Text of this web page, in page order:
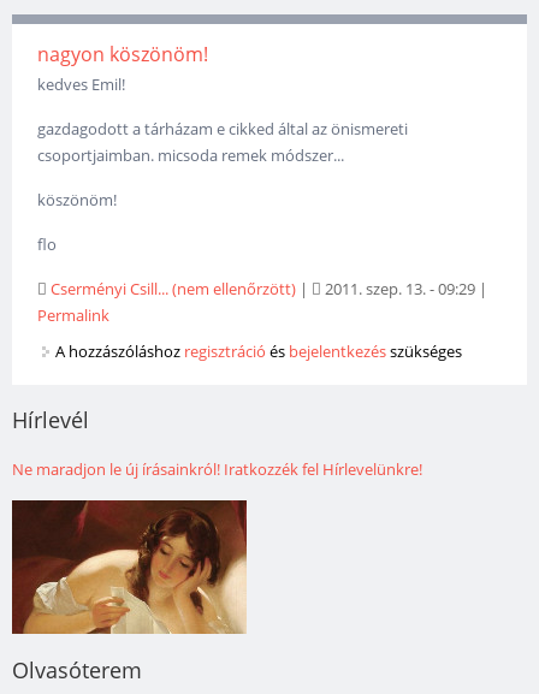
nagyon köszönöm!
kedves Emil!
gazdagodott a tárházam e cikked által az önismereti
csoportjaimban. micsoda remek módszer...
köszönöm!
flo
Cserményi Csill... (nem ellenőrzött) | 2011. szep. 13. - 09:29 |
Permalink
A hozzászóláshoz regisztráció és bejelentkezésszükséges
Hírlevél
Ne maradjon le új írásainkról! Iratkozzék fel Hírlevelünkre!
Olvasóterem